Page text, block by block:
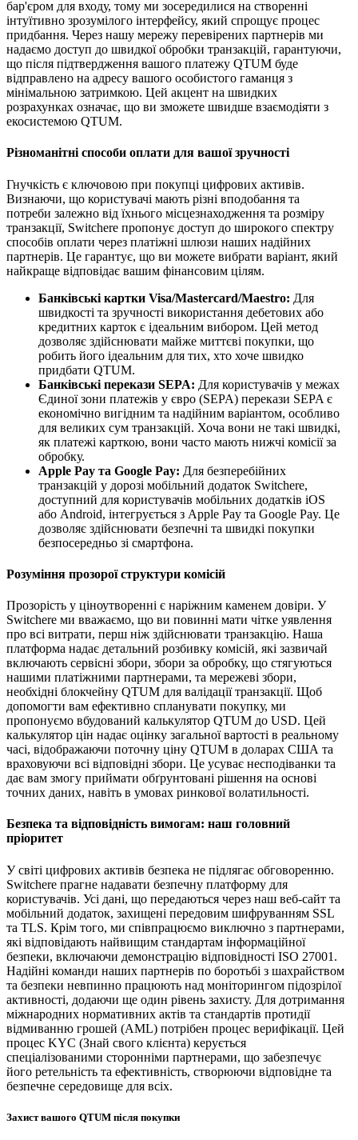
бар'єром для входу, тому ми зосередилися на створенні
інтуїтивно зрозумілого інтерфейсу, який спрощує процес
придбання. Через нашу мережу перевірених партнерів ми
надаємо доступ до швидкої обробки транзакцій, гарантуючи,
що після підтвердження вашого платежу QTUM буде
відправлено на адресу вашого особистого гаманця з
мінімальною затримкою. Цей акцент на швидких
розрахунках означає, що ви зможете швидше взаємодіяти з
екосистемою QTUM.
Різноманітні способи оплати для вашої зручності
Гнучкість є ключовою при покупці цифрових активів.
Визнаючи, що користувачі мають різні вподобання та
потреби залежно від їхнього місцезнаходження та розміру
транзакції, Switchere пропонує доступ до широкого спектру
способів оплати через платіжні шлюзи наших надійних
партнерів. Це гарантує, що ви можете вибрати варіант, який
найкраще відповідає вашим фінансовим цілям.
Банківські картки Visa/Mastercard/Maestro: Для
швидкості та зручності використання дебетових або
кредитних карток є ідеальним вибором. Цей метод
дозволяє здійснювати майже миттєві покупки, що
робить його ідеальним для тих, хто хоче швидко
придбати QTUM.
Банківські перекази SEPA: Для користувачів у межах
Єдиної зони платежів у євро (SEPA) перекази SEPA є
економічно вигідним та надійним варіантом, особливо
для великих сум транзакцій. Хоча вони не такі швидкі,
як платежі карткою, вони часто мають нижчі комісії за
обробку.
Apple Pay та Google Pay: Для безперебійних
транзакцій у дорозі мобільний додаток Switchere,
доступний для користувачів мобільних додатків iOS
або Android, інтегрується з Apple Pay та Google Pay. Це
дозволяє здійснювати безпечні та швидкі покупки
безпосередньо зі смартфона.
Розуміння прозорої структури комісій
Прозорість у ціноутворенні є наріжним каменем довіри. У
Switchere ми вважаємо, що ви повинні мати чітке уявлення
про всі витрати, перш ніж здійснювати транзакцію. Наша
платформа надає детальний розбивку комісій, які зазвичай
включають сервісні збори, збори за обробку, що стягуються
нашими платіжними партнерами, та мережеві збори,
необхідні блокчейну QTUM для валідації транзакції. Щоб
допомогти вам ефективно спланувати покупку, ми
пропонуємо вбудований калькулятор QTUM до USD. Цей
калькулятор цін надає оцінку загальної вартості в реальному
часі, відображаючи поточну ціну QTUM в доларах США та
враховуючи всі відповідні збори. Це усуває несподіванки та
дає вам змогу приймати обґрунтовані рішення на основі
точних даних, навіть в умовах ринкової волатильності.
Безпека та відповідність вимогам: наш головний
пріоритет
У світі цифрових активів безпека не підлягає обговоренню.
Switchere прагне надавати безпечну платформу для
користувачів. Усі дані, що передаються через наш веб-сайт та
мобільний додаток, захищені передовим шифруванням SSL
та TLS. Крім того, ми співпрацюємо виключно з партнерами,
які відповідають найвищим стандартам інформаційної
безпеки, включаючи демонстрацію відповідності ISO 27001.
Надійні команди наших партнерів по боротьбі з шахрайством
та безпеки невпинно працюють над моніторингом підозрілої
активності, додаючи ще один рівень захисту. Для дотримання
міжнародних нормативних актів та стандартів протидії
відмиванню грошей (AML) потрібен процес верифікації. Цей
процес KYC (Знай свого клієнта) керується
спеціалізованими сторонніми партнерами, що забезпечує
його ретельність та ефективність, створюючи відповідне та
безпечне середовище для всіх.
Захист вашого QTUM після покупки